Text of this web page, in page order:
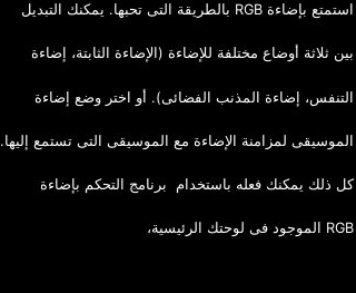
استمتع بإضاءة RGB بالطريقة التى تحبها. يمكنك التبديل
بين ثلاثة أوضاع مختلفة للإضاءة (الإضاءة الثابتة، إضاءة
التنفس، إضاءة المذنب الفضائى). أو اختر وضع إضاءة
الموسيقى لمزامنة الإضاءة مع الموسيقى التى تستمع إليها.
كل ذلك يمكنك فعله باستخدام برنامج التحكم بإضاءة
RGB الموجود فى لوحتك الرئيسية،